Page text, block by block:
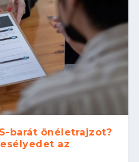
barát önéletrajzot?
az